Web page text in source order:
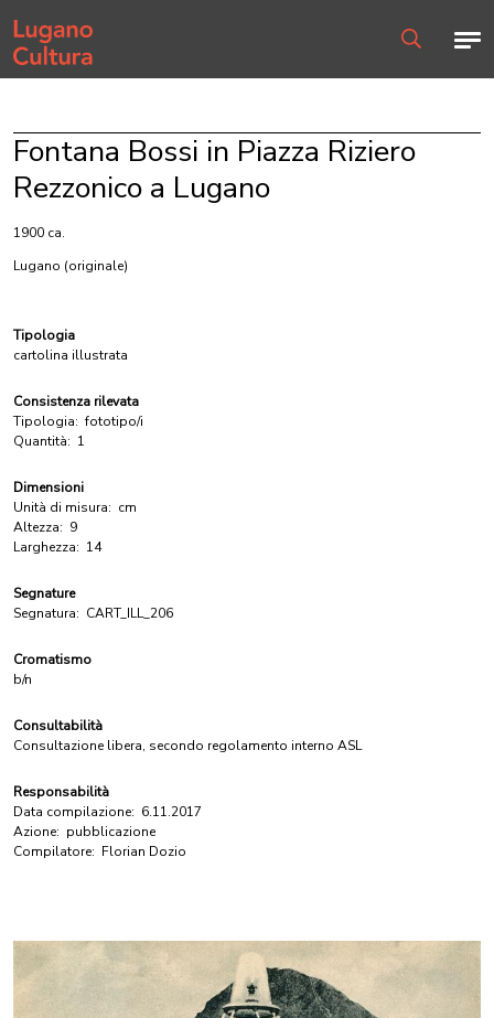
Home page
Fontana Bossi in Piazza Riziero
Rezzonico a Lugano
1900 ca.
Lugano (originale)
Tipologia
cartolina illustrata
Consistenza rilevata
Tipologia: fototipo/i
Quantità: 1
Dimensioni
Unità di misura: cm
Altezza: 9
Larghezza: 14
Segnature
Segnatura: CART_ILL_206
Cromatismo
b/n
Consultabilità
Consultazione libera, secondo regolamento interno ASL
Responsabilità
Data compilazione: 6.11.2017
Azione: pubblicazione
Compilatore: Florian Dozio